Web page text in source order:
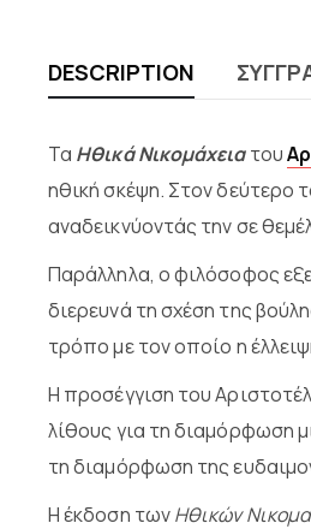
DESCRIPTION
Τα Ηθικά Νικομάχειατου
ηθική σκέψη. Στον δεύτερο
αναδεικνύοντάς την σε
Παράλληλα, ο φιλόσοφος
διερευνά τη σχέση της
τρόπο με τον οποίο η
Η προσέγγιση του
λίθους για τη διαμόρφωση
τη διαμόρφωση της
Η έκδοση τωνΗθικών